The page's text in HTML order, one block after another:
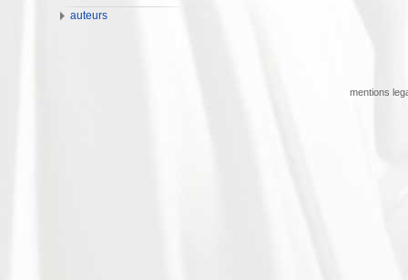
auteurs
mentions